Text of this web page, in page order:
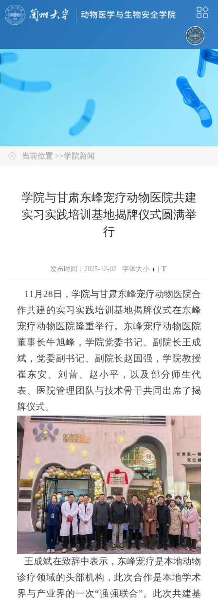
当前位置 >>学院新闻
学院与甘肃东峰宠疗动物医院共建
实习实践培训基地揭牌仪式圆满举
行
发布时间：2025-12-02 字体大小 T T
11月28日， 学院与甘肃东峰宠疗动物医院合
作共建的实习实践培训基地揭牌仪式在东峰
宠疗动物医院隆重举行。东峰宠疗动物医院
董事长牛旭峰， 学院党委书记、副院长王成
斌，党委副书记、 副院长赵国强，学院教授
崔东安、刘蕾、赵小平，
以及部分师生代
表、医院管理团队与技术骨干共同出席了揭
牌仪式。
王成斌在致辞中表示， 东峰宠疗是本地动物
诊疗领域的头部机构， 此次合作是本地学术
界与产业界的一次“强强联合”。此次共建基